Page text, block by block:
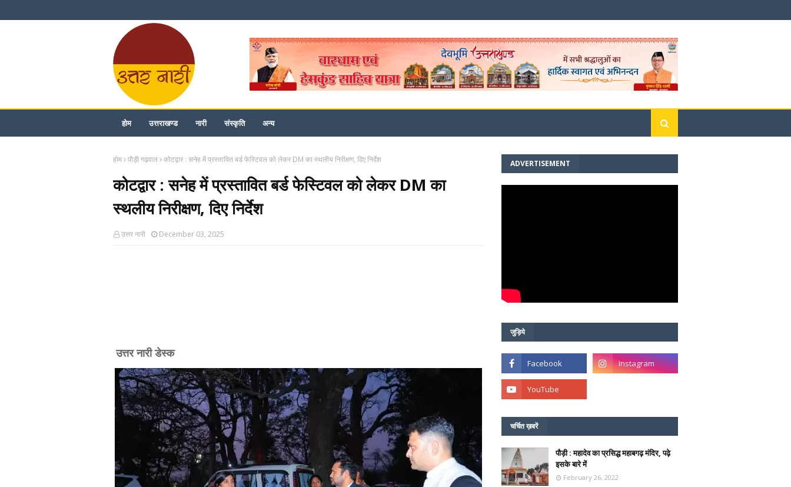
होम उत्तराखण्ड नारी संस्कृति अन्य
होम पौड़ी गढ़वाल कोटद्वार : सनेह में प्रस्तावित बर्ड फेस्टिवल को लेकर DM का स्थलीय निरीक्षण, दिए निर्देश
कोटद्वार : सनेह में प्रस्तावित बर्ड फेस्टिवल को लेकर DM का
स्थलीय निरीक्षण, दिए निर्देश
उत्तर नारी December 03, 2025
उत्तर नारी डेस्क
ADVERTISEMENT
जुड़िये
चर्चित ख़बरें
पौड़ी : महादेव का प्रसिद्ध महाबगढ़ मंदिर, पढ़े
इसके बारे में
February 26, 2022